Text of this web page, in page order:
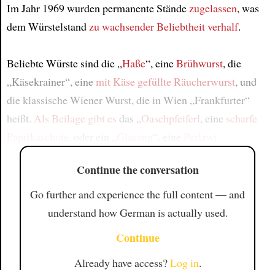
Im Jahr 1969 wurden permanente Ständezugelassen, was
dem Würstelstandzu wachsender Beliebtheitverhalf.
Beliebte Würste sind die „Haße“, eineBrühwurst, die
„Käsekrainer“, einemit Käse gefüllte Räucherwurst, und
die klassische Wiener Wurst, die in Wien „Frankfurter“
heißt. Als Beilage gibt es das „Oaschpfeiferl, eine scharfe
Continue the conversation
Go further and experience the full content — and
understand how German is actually used.
Continue
Already have access?Log in.